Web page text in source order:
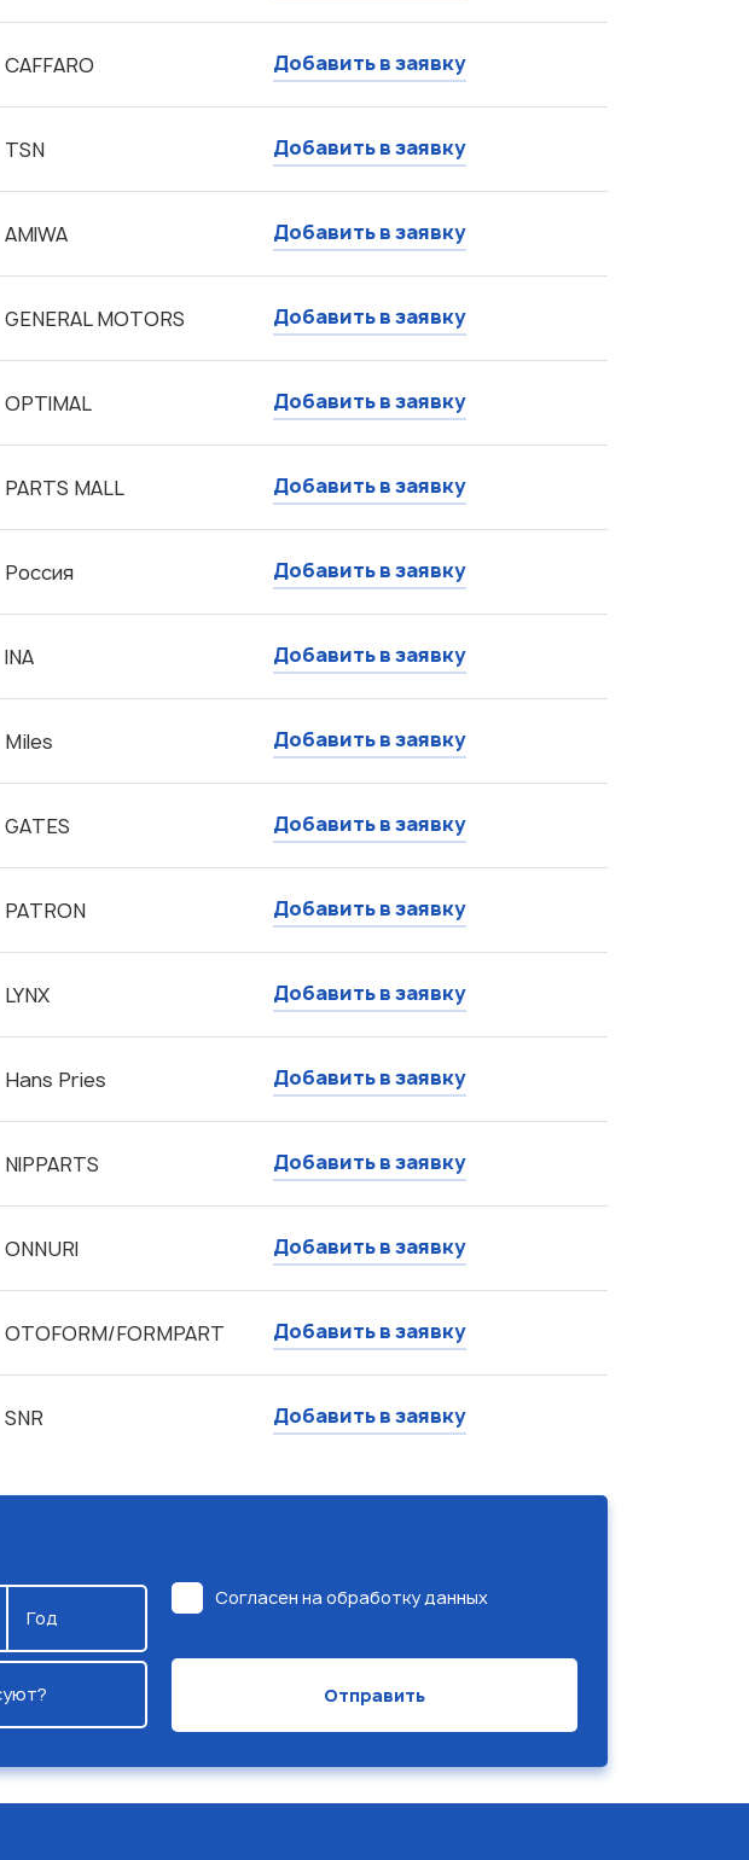
CAFFARO Добавить в заявку
TSN Добавить в заявку
AMIWA Добавить в заявку
GENERAL MOTORS Добавить в заявку
OPTIMAL Добавить в заявку
PARTS MALL Добавить в заявку
Россия Добавить в заявку
INA Добавить в заявку
Miles Добавить в заявку
GATES Добавить в заявку
PATRON Добавить в заявку
LYNX Добавить в заявку
Hans Pries Добавить в заявку
NIPPARTS Добавить в заявку
ONNURI Добавить в заявку
OTOFORM/FORMPART Добавить в заявку
SNR Добавить в заявку
Год
Согласен на обработку данных